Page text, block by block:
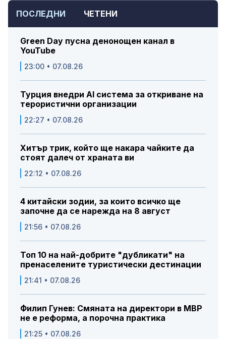
ПОСЛЕДНИ ЧЕТЕНИ
Green Day пусна денонощен канал в
YouTube
23:00 • 07.08.26
Турция внедри AI система за откриване на
терористични организации
22:27 • 07.08.26
Хитър трик, който ще накара чайките да
стоят далеч от храната ви
22:12 • 07.08.26
4 китайски зодии, за които всичко ще
започне да се нарежда на 8 август
21:56 • 07.08.26
Топ 10 на най-добрите "дубликати" на
пренаселените туристически дестинации
21:41 • 07.08.26
Филип Гунев: Смяната на директори в МВР
не е реформа, а порочна практика
21:25 • 07.08.26